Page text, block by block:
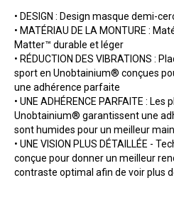
• DESIGN : Design masque demi-
• MATÉRIAU DE LA MONTURE :
Matter™ durable et léger
• RÉDUCTION DES VIBRATIONS :
sport en Unobtainium® conçues
une adhérence parfaite
• UNE ADHÉRENCE PARFAITE :
Unobtainium® garantissent une
sont humides pour un meilleur
• UNE VISION PLUS DÉTAILLÉE -
conçue pour donner un meilleur
contraste optimal afin de voir plus